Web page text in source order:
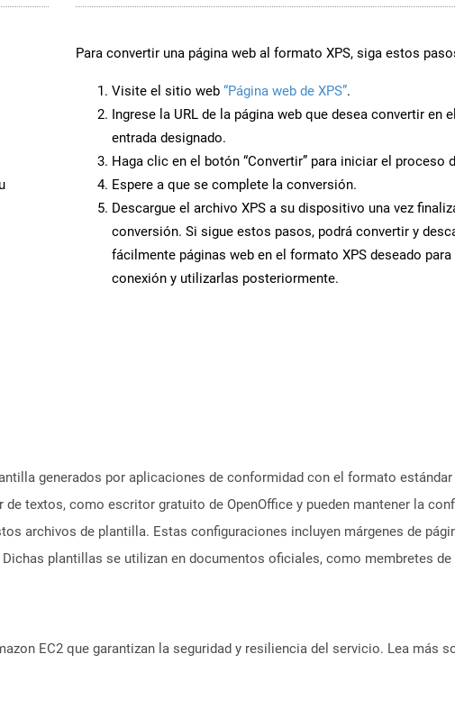
Para convertir una página web al formato XPS, siga estos
Visite el sitio web “Página web de XPS”.
Ingrese la URL de la página web que desea convertir en
entrada designado.
Haga clic en el botón “Convertir” para iniciar el proceso
Espere a que se complete la conversión.
Descargue el archivo XPS a su dispositivo una vez
conversión. Si sigue estos pasos, podrá convertir y
fácilmente páginas web en el formato XPS deseado
conexión y utilizarlas posteriormente.
generados por aplicaciones de conformidad con el formato estándar
textos, como escritor gratuito de OpenOffice y pueden mantener la
archivos de plantilla. Estas configuraciones incluyen márgenes de
plantillas se utilizan en documentos oficiales, como membretes
EC2 que garantizan la seguridad y resiliencia del servicio. Lea más